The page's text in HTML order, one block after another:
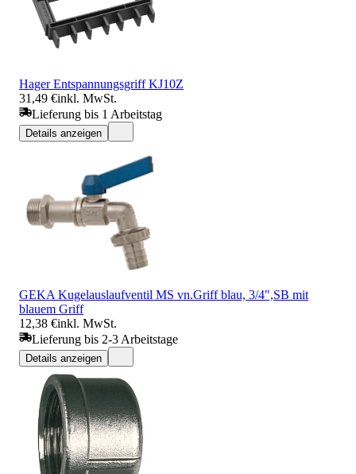
Hager Entspannungsgriff KJ10Z
31,49 €inkl. MwSt.
Lieferung bis 1 Arbeitstag
Details anzeigen
GEKA Kugelauslaufventil MS vn.Griff blau, 3/4",SB mit
blauem Griff
12,38 €inkl. MwSt.
Lieferung bis 2-3 Arbeitstage
Details anzeigen